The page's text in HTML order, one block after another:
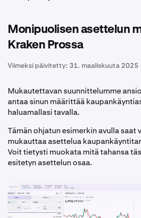
Monipuolisen asettelun
Kraken Prossa
Viimeksi päivitetty: 31. maaliskuuta 2025
Mukautettavan suunnittelumme
antaa sinun määrittää
haluamallasi tavalla.
Tämän ohjatun esimerkin avulla saat
mukauttaa asettelua
Voit tietysti muokata mitä tahansa
esitetyn asettelun osaa.